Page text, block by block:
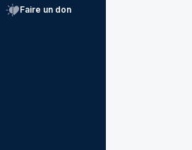
Faire un don